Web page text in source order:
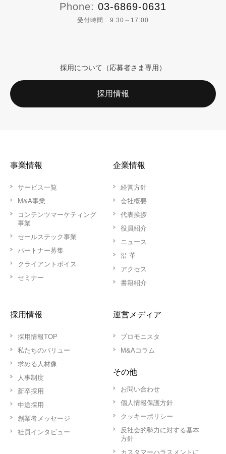
Phone: 03-6869-0631
受付時間 9:30～17:00
採用について（応募者さま専用）
採用情報
事業情報
サービス一覧
M&A事業
コンテンツマーケティング
事業
セールステック事業
パートナー募集
クライアントボイス
セミナー
企業情報
経営方針
会社概要
代表挨拶
役員紹介
ニュース
沿 革
アクセス
書籍紹介
採用情報
採用情報TOP
私たちのバリュー
求める人材像
人事制度
新卒採用
中途採用
創業者メッセージ
社員インタビュー
運営メディア
プロモニスタ
M&Aコラム
その他
お問い合わせ
個人情報保護方針
クッキーポリシー
反社会的勢力に対する基本
方針
カスタマーハラスメントに